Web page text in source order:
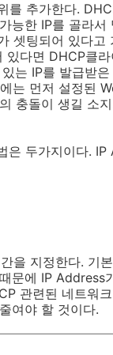
를 추가한다.
능한 IP를 골라
셋팅되어 있다
다면 DHCP클
는 IP를 발급받
는 먼저 설정된
충돌이 생길 소
은 두가지이다.
을 지정한다. 기
문에 IP Address
관련된 네트워
여야 할 것이다.